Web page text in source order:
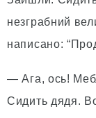
незграбний
написано:
— Ага, ось!
Сидить дядя.